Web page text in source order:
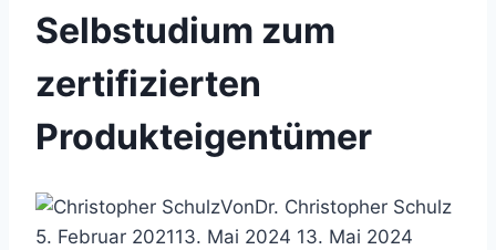
Selbstudium zum
zertifizierten
Produkteigentümer
VonDr. Christopher Schulz
5. Februar 202113. Mai 2024 13. Mai 2024